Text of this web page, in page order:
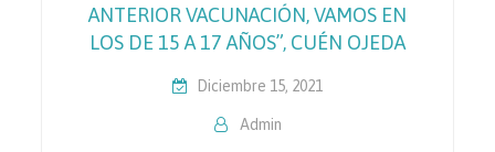
ANTERIOR VACUNACIÓN, VAMOS EN
LOS DE 15 A 17 AÑOS”, CUÉN OJEDA
Diciembre 15, 2021
Admin